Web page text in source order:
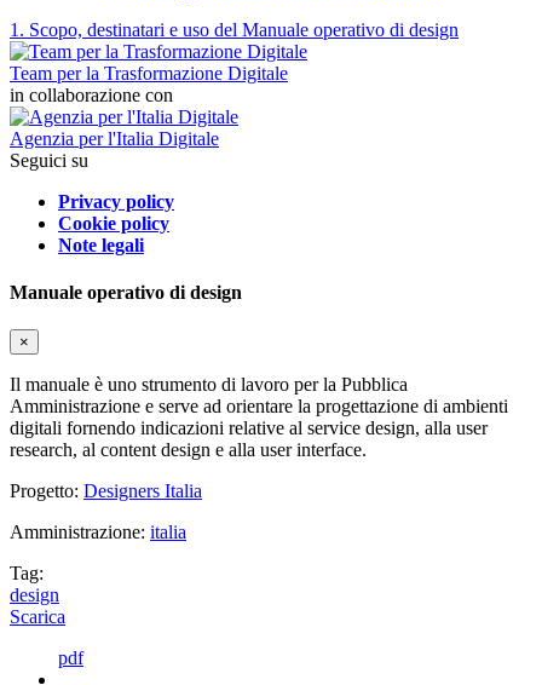
1. Scopo, destinatari e uso del Manuale operativo di design
Team per la Trasformazione Digitale
in collaborazione con
Agenzia per l'Italia Digitale
Seguici su
Privacy policy
Cookie policy
Note legali
Manuale operativo di design
×
Il manuale è uno strumento di lavoro per la Pubblica
Amministrazione e serve ad orientare la progettazione di ambienti
digitali fornendo indicazioni relative al service design, alla user
research, al content design e alla user interface.
Progetto: Designers Italia
Amministrazione: italia
Tag:
design
Scarica
pdf